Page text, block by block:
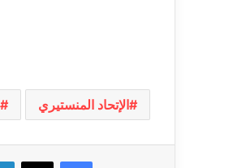
الإتحاد المنستيري
فيسبوك ‫X